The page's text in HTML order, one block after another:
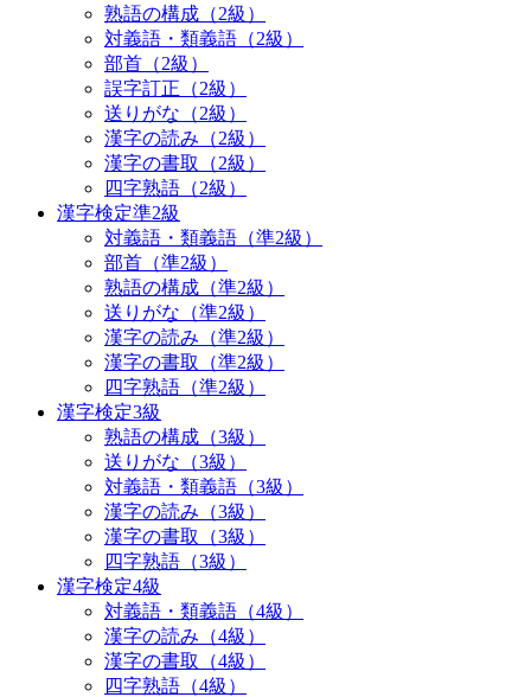
熟語の構成（2級）
対義語・類義語（2級）
部首（2級）
誤字訂正（2級）
送りがな（2級）
漢字の読み（2級）
漢字の書取（2級）
四字熟語（2級）
漢字検定準2級
対義語・類義語（準2級）
部首（準2級）
熟語の構成（準2級）
送りがな（準2級）
漢字の読み（準2級）
漢字の書取（準2級）
四字熟語（準2級）
漢字検定3級
熟語の構成（3級）
送りがな（3級）
対義語・類義語（3級）
漢字の読み（3級）
漢字の書取（3級）
四字熟語（3級）
漢字検定4級
対義語・類義語（4級）
漢字の読み（4級）
漢字の書取（4級）
四字熟語（4級）